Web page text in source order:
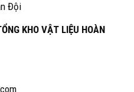
Đội
KHO VẬT LIỆU HOÀN